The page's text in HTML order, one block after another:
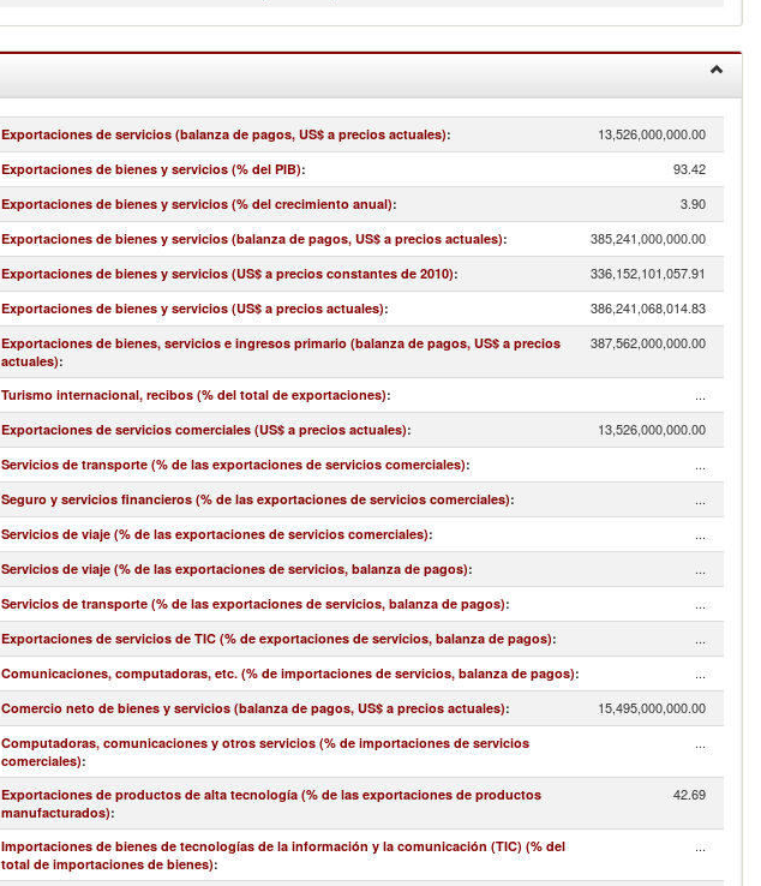
Exportaciones de servicios (balanza de pagos, US$ a precios actuales): 13,526,000,000.00
Exportaciones de bienes y servicios (% del PIB): 93.42
Exportaciones de bienes y servicios (% del crecimiento anual): 3.90
Exportaciones de bienes y servicios (balanza de pagos, US$ a precios actuales): 385,241,000,000.00
Exportaciones de bienes y servicios (US$ a precios constantes de 2010): 336,152,101,057.91
Exportaciones de bienes y servicios (US$ a precios actuales): 386,241,068,014.83
Exportaciones de bienes, servicios e ingresos primario (balanza de pagos, US$ a precios
actuales):
387,562,000,000.00
Turismo internacional, recibos (% del total de exportaciones): ...
Exportaciones de servicios comerciales (US$ a precios actuales): 13,526,000,000.00
Servicios de transporte (% de las exportaciones de servicios comerciales): ...
Seguro y servicios financieros (% de las exportaciones de servicios comerciales): ...
Servicios de viaje (% de las exportaciones de servicios comerciales): ...
Servicios de viaje (% de las exportaciones de servicios, balanza de pagos): ...
Servicios de transporte (% de las exportaciones de servicios, balanza de pagos): ...
Exportaciones de servicios de TIC (% de exportaciones de servicios, balanza de pagos): ...
Comunicaciones, computadoras, etc. (% de importaciones de servicios, balanza de pagos): ...
Comercio neto de bienes y servicios (balanza de pagos, US$ a precios actuales): 15,495,000,000.00
Computadoras, comunicaciones y otros servicios (% de importaciones de servicios
comerciales):
...
Exportaciones de productos de alta tecnología (% de las exportaciones de productos
manufacturados):
42.69
Importaciones de bienes de tecnologías de la información y la comunicación (TIC) (% del
total de importaciones de bienes):
...